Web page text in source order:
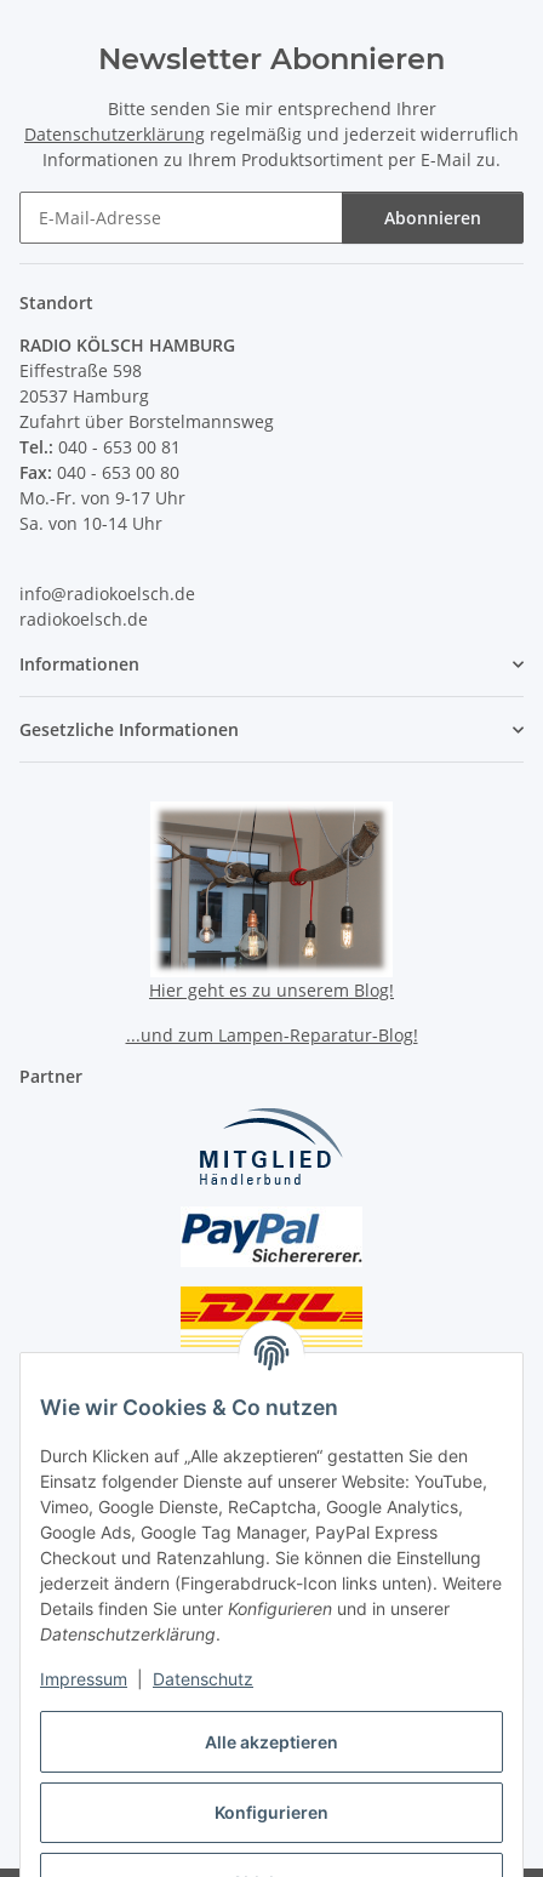
Alle akzeptieren
Konfigurieren
Wie wir Cookies & Co nutzen
Durch Klicken auf „Alle akzeptieren“ gestatten Sie den
Einsatz folgender Dienste auf unserer Website: YouTube,
Vimeo, Google Dienste, ReCaptcha, Google Analytics,
Google Ads, Google Tag Manager, PayPal Express
Checkout und Ratenzahlung. Sie können die Einstellung
jederzeit ändern (Fingerabdruck-Icon links unten). Weitere
Details finden Sie unter Konfigurieren und in unserer
Datenschutzerklärung.
Impressum Datenschutz
Newsletter Abonnieren
Bitte senden Sie mir entsprechend Ihrer
Datenschutzerklärung regelmäßig und jederzeit widerruflich
Informationen zu Ihrem Produktsortiment per E-Mail zu.
Abonnieren
Standort
RADIO KÖLSCH HAMBURG
Eiffestraße 598
20537 Hamburg
Zufahrt über Borstelmannsweg
Tel.: 040 - 653 00 81
Fax: 040 - 653 00 80
Mo.-Fr. von 9-17 Uhr
Sa. von 10-14 Uhr
info@radiokoelsch.de
radiokoelsch.de
Informationen
Gesetzliche Informationen
Hier geht es zu unserem Blog!
...und zum Lampen-Reparatur-Blog!
Partner
Social Media
Unsere Dienstleistungen
Lampenreparatur
Lichtservice für Senioren
Vertrag widerrufen
* Alle Preise inkl. gesetzlicher USt., ** siehe Lieferbedingungen, zzgl.
Versand